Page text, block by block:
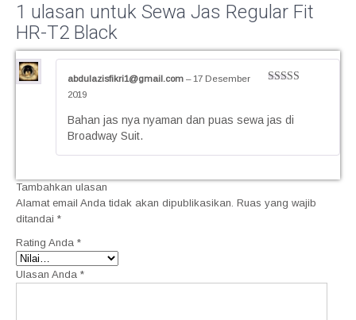
1 ulasan untuk Sewa Jas Regular Fit
HR-T2 Black
abdulazisfikri1@gmail.com – 17 Desember
2019
Bahan jas nya nyaman dan puas sewa jas di
Broadway Suit.
Tambahkan ulasan
Alamat email Anda tidak akan dipublikasikan. Ruas yang wajib
ditandai *
Rating Anda *
Ulasan Anda *